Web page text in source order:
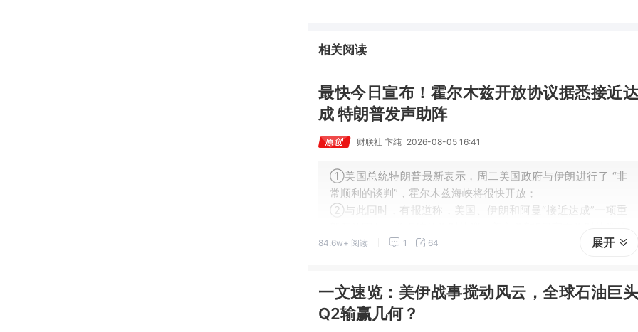
相关阅读
最快今日宣布！霍尔木兹开放协议据悉接近达
成 特朗普发声助阵
财联社 卞纯 2026-08-05 16:41
①美国总统特朗普最新表示，周二美国政府与伊朗进行了 “非
常顺利的谈判”，霍尔木兹海峡将很快开放；
②与此同时，有报道称，美国、伊朗和阿曼“接近达成”一项重
成的消息；
84.6w+ 阅读 1 64 展开
一文速览：美伊战事搅动风云，全球石油巨头
Q2输赢几何？